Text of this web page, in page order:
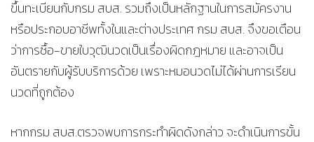
ขึ้นทะเบียนกับกรม สบส. รวมถึงเป็นหลักฐานในการสมัครงาน
หรือประกอบอาชีพทั้งในและต่างประเทศ กรม สบส. จึงขอเตือน
ว่าการซื้อ-ขายใบวุฒินวดเป็นเรื่องผิดกฎหมาย และอาจเป็น
อันตรายกับผู้รับบริการด้วย เพราะหมอนวดไม่ได้ผ่านการเรียน
นวดที่ถูกต้อง
หากกรม สบส.ตรวจพบการกระทำผิดดังกล่าว จะดำเนินการขั้น